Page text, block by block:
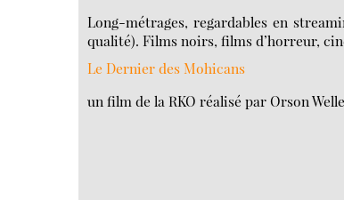
Long-métrages, regardables en
qualité). Films noirs, films d’horreur,
Le Dernier des Mohicans
un film de la RKO réalisé par Orson